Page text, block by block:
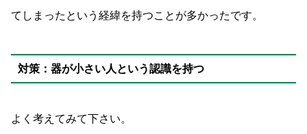
てしまったという経緯を持つことが多かったです。
対策：器が小さい人という認識を持つ
よく考えてみて下さい。